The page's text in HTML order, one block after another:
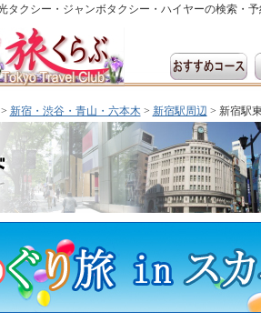
タクシー・ジャンボタクシー・ハイヤーの検索・予
> 新宿・渋谷・青山・六本木> 新宿駅周辺 > 新宿駅